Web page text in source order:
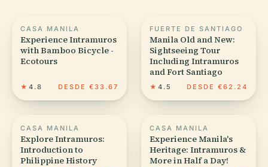
CASA MANILA
Experience Intramuros
with Bamboo Bicycle -
Ecotours
★ 4.8 DESDE €33.67
FUERTE DE SANTIAGO
Manila Old and New:
Sightseeing Tour
Including Intramuros
and Fort Santiago
★ 4.5 DESDE €62.24
CASA MANILA
Explore Intramuros:
Introduction to
Philippine History
CASA MANILA
Experience Manila's
Heritage: Intramuros &
More in Half a Day!